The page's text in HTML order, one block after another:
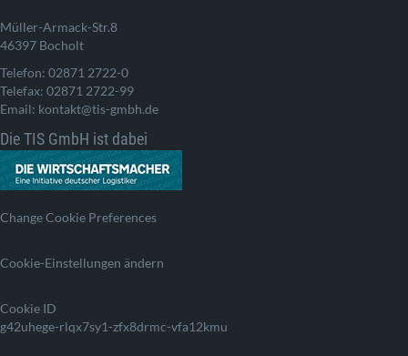
Müller-Armack-Str.8
46397 Bocholt
Telefon: 02871 2722-0
Telefax: 02871 2722-99
Email: kontakt@tis-gmbh.de
Die TIS GmbH ist dabei
Change Cookie Preferences
Cookie-Einstellungen ändern
Cookie ID
g42uhege-rlqx7sy1-zfx8drmc-vfa12kmu